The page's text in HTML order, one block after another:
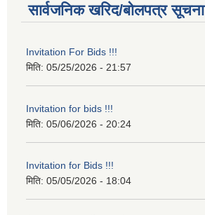
सार्वजनिक खरिद/बोलपत्र सूचना
Invitation For Bids !!!
मिति: 05/25/2026 - 21:57
Invitation for bids !!!
मिति: 05/06/2026 - 20:24
Invitation for Bids !!!
मिति: 05/05/2026 - 18:04